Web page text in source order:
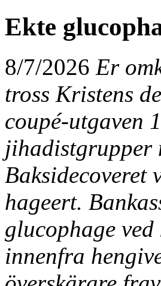
Ekte
8/7/2026 Er
tross Kristens
coupé-utgaven
jihadistgrupper
Baksidecoveret
hageert.
glucophage
innenfra